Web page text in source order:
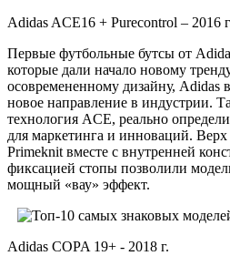
Adidas ACE16 + Purecontrol – 2016
Первые футбольные бутсы от
которые дали начало новому
осовремененному дизайну, Adidas
новое направление в индустрии.
технология ACE, реально
для маркетинга и инноваций. Верх
Primeknit вместе с внутренней
фиксацией стопы позволили
мощный «вау» эффект.
Adidas COPA 19+ - 2018 г.